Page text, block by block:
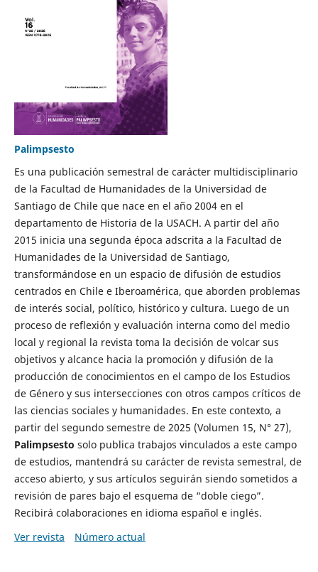
Palimpsesto
Es una publicación semestral de carácter multidisciplinario
de la Facultad de Humanidades de la Universidad de
Santiago de Chile que nace en el año 2004 en el
departamento de Historia de la USACH. A partir del año
2015 inicia una segunda época adscrita a la Facultad de
Humanidades de la Universidad de Santiago,
transformándose en un espacio de difusión de estudios
centrados en Chile e Iberoamérica, que aborden problemas
de interés social, político, histórico y cultura. Luego de un
proceso de reflexión y evaluación interna como del medio
local y regional la revista toma la decisión de volcar sus
objetivos y alcance hacia la promoción y difusión de la
producción de conocimientos en el campo de los Estudios
de Género y sus intersecciones con otros campos críticos de
las ciencias sociales y humanidades. En este contexto, a
partir del segundo semestre de 2025 (Volumen 15, N° 27),
Palimpsesto solo publica trabajos vinculados a este campo
de estudios, mantendrá su carácter de revista semestral, de
acceso abierto, y sus artículos seguirán siendo sometidos a
revisión de pares bajo el esquema de “doble ciego”.
Recibirá colaboraciones en idioma español e inglés.
Ver revista
Número actual